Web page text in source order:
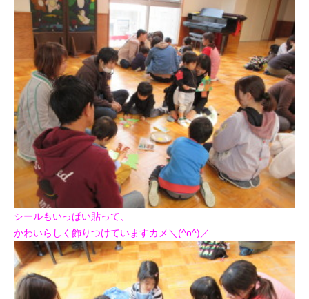
シールもいっぱい貼って、
かわいらしく飾りつけていますカメ＼(^o^)／